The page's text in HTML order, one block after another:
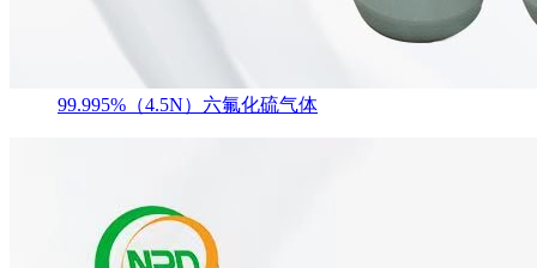
99.995%（4.5N）六氟化硫气体